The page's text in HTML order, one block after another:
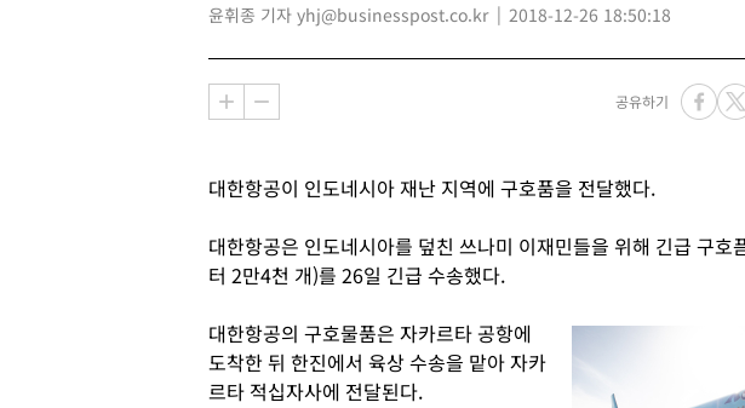
윤휘종 기자 yhj@businesspost.co.kr 2018-12-26 18:50:18
공유하기
대한항공이 인도네시아 재난 지역에 구호품을 전달했다.
대한항공은 인도네시아를 덮친 쓰나미 이재민들을 위해 긴급 구호
터 2만4천 개)를 26일 긴급 수송했다.
대한항공의 구호물품은 자카르타 공항에
도착한 뒤 한진에서 육상 수송을 맡아 자카
르타 적십자사에 전달된다.